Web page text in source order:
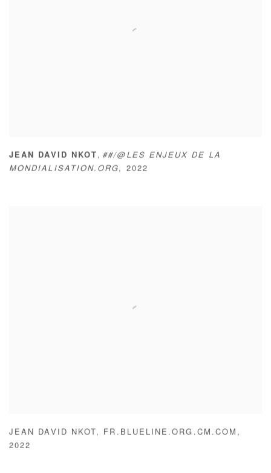
JEAN DAVID NKOT , ##/@LES ENJEUX DE LA
MONDIALISATION.ORG, 2022
JEAN DAVID NKOT , FR.BLUELINE.ORG.CM.COM ,
2022